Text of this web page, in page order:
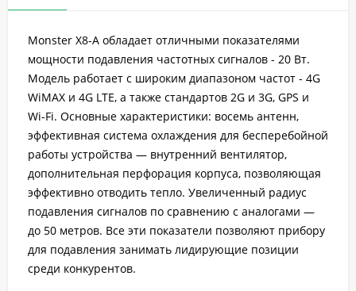
Monster X8-A обладает отличными показателями
мощности подавления частотных сигналов - 20 Вт.
Модель работает с широким диапазоном частот - 4G
WiMAX и 4G LTE, а также стандартов 2G и 3G, GPS и
Wi-Fi. Основные характеристики: восемь антенн,
эффективная система охлаждения для бесперебойной
работы устройства — внутренний вентилятор,
дополнительная перфорация корпуса, позволяющая
эффективно отводить тепло. Увеличенный радиус
подавления сигналов по сравнению с аналогами —
до 50 метров. Все эти показатели позволяют прибору
для подавления занимать лидирующие позиции
среди конкурентов.